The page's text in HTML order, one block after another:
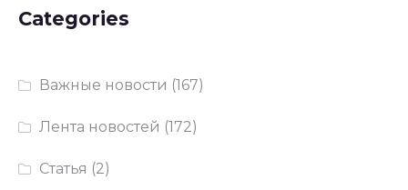
Categories
Важные новости (167)
Лента новостей (172)
Статья (2)